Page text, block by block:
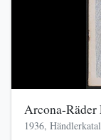
Arcona-
1936,